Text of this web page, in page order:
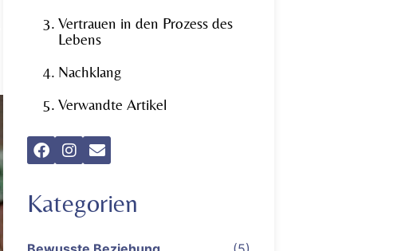
Vertrauen in den Prozess des
Lebens
Nachklang
Verwandte Artikel
Kategorien